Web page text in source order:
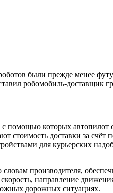
были прежде менее
робомобиль-доставщик
помощью которых автопилот
стоимость доставки за счёт
для курьерских
производителя,
направление
дорожных ситуациях.